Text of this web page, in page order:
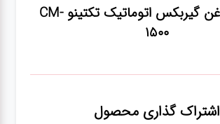
ساکشن روغن گیربکس اتوماتیک تکتینو CM-
1500
اشتراک گذاری محصول